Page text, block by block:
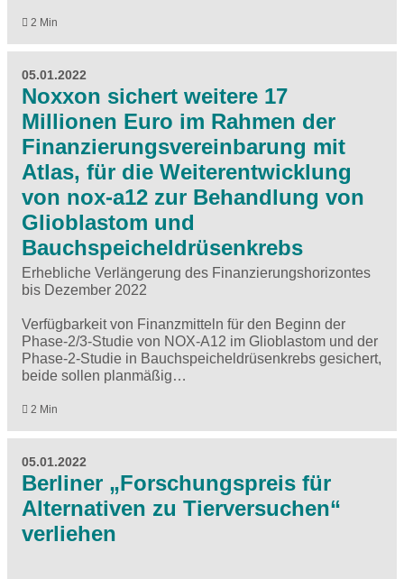
2 Min
05.01.2022
Noxxon sichert weitere 17
Millionen Euro im Rahmen der
Finanzierungsvereinbarung mit
Atlas, für die Weiterentwicklung
von nox-a12 zur Behandlung von
Glioblastom und
Bauchspeicheldrüsenkrebs
Erhebliche Verlängerung des Finanzierungshorizontes
bis Dezember 2022
Verfügbarkeit von Finanzmitteln für den Beginn der
Phase-2/3-Studie von NOX-A12 im Glioblastom und der
Phase-2-Studie in Bauchspeicheldrüsenkrebs gesichert,
beide sollen planmäßig…
2 Min
05.01.2022
Berliner „Forschungspreis für
Alternativen zu Tierversuchen“
verliehen